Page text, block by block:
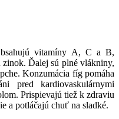
vitamíny A, C a B,
Ďalej sú plné vlákniny,
Konzumácia fíg pomáha
pred kardiovaskulárnymi
Prispievajú tiež k zdraviu
a potláčajú chuť na sladké.